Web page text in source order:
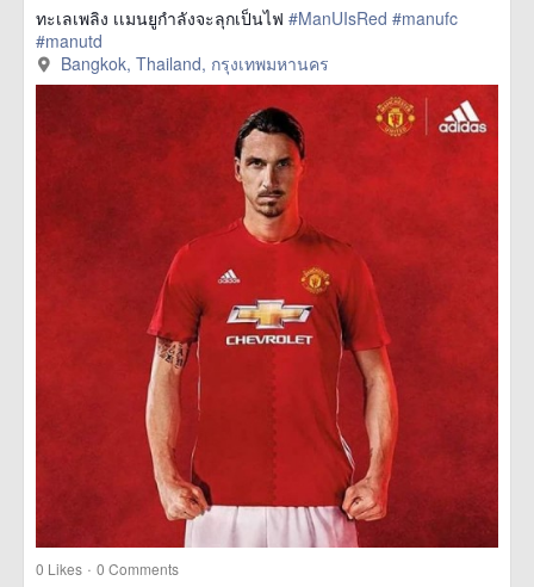
ทะเลเพลิง เเมนยูกำลังจะลุกเป็นไฟ #ManUIsRed #manufc
#manutd
Bangkok, Thailand, กรุงเทพมหานคร
0 Likes · 0 Comments